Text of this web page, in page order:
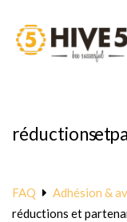
contenu
réductions et
FAQ
Adhésion &
réductions et